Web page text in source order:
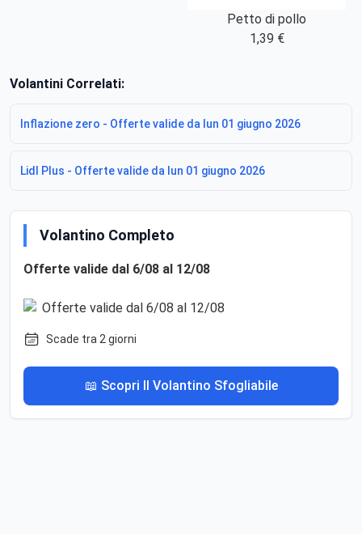
Petto di pollo
1,39 €
Volantini Correlati:
Inflazione zero - Offerte valide da lun 01 giugno 2026
Lidl Plus - Offerte valide da lun 01 giugno 2026
Volantino Completo
Offerte valide dal 6/08 al 12/08
Scade tra 2 giorni
📖 Scopri Il Volantino Sfogliabile